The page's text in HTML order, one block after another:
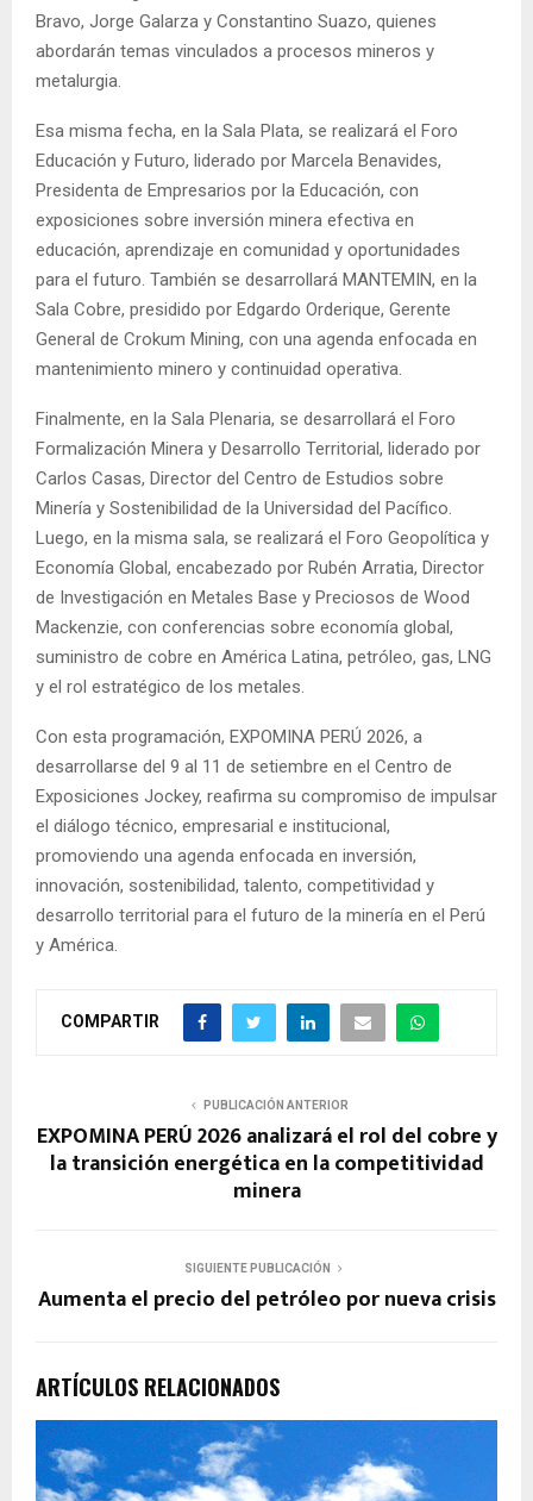
Bravo, Jorge Galarza y Constantino Suazo, quienes
abordarán temas vinculados a procesos mineros y
metalurgia.
Esa misma fecha, en la Sala Plata, se realizará el Foro
Educación y Futuro, liderado por Marcela Benavides,
Presidenta de Empresarios por la Educación, con
exposiciones sobre inversión minera efectiva en
educación, aprendizaje en comunidad y oportunidades
para el futuro. También se desarrollará MANTEMIN, en la
Sala Cobre, presidido por Edgardo Orderique, Gerente
General de Crokum Mining, con una agenda enfocada en
mantenimiento minero y continuidad operativa.
Finalmente, en la Sala Plenaria, se desarrollará el Foro
Formalización Minera y Desarrollo Territorial, liderado por
Carlos Casas, Director del Centro de Estudios sobre
Minería y Sostenibilidad de la Universidad del Pacífico.
Luego, en la misma sala, se realizará el Foro Geopolítica y
Economía Global, encabezado por Rubén Arratia, Director
de Investigación en Metales Base y Preciosos de Wood
Mackenzie, con conferencias sobre economía global,
suministro de cobre en América Latina, petróleo, gas, LNG
y el rol estratégico de los metales.
Con esta programación, EXPOMINA PERÚ 2026, a
desarrollarse del 9 al 11 de setiembre en el Centro de
Exposiciones Jockey, reafirma su compromiso de impulsar
el diálogo técnico, empresarial e institucional,
promoviendo una agenda enfocada en inversión,
innovación, sostenibilidad, talento, competitividad y
desarrollo territorial para el futuro de la minería en el Perú
y América.
COMPARTIR
PUBLICACIÓN ANTERIOR
EXPOMINA PERÚ 2026 analizará el rol del cobre y
la transición energética en la competitividad
minera
SIGUIENTE PUBLICACIÓN
Aumenta el precio del petróleo por nueva crisis
ARTÍCULOS RELACIONADOS